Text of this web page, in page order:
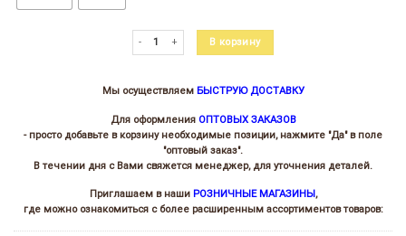
Количество товара Фреза
В корзину
Мы осуществляем БЫСТРУЮ ДОСТАВКУ
Для оформления ОПТОВЫХ ЗАКАЗОВ
- просто добавьте в корзину необходимые позиции, нажмите "Да" в поле
"оптовый заказ".
В течении дня с Вами свяжется менеджер, для уточнения деталей.
Приглашаем в наши РОЗНИЧНЫЕ МАГАЗИНЫ,
где можно ознакомиться с более расширенным ассортиментов товаров: